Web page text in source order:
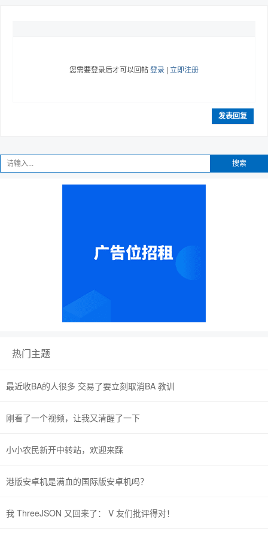
您需要登录后才可以回帖登录 | 立即注册
发表回复
搜索
热门主题
最近收BA的人很多 交易了要立刻取消BA 教训
刚看了一个视频，让我又清醒了一下
小小农民新开中转站，欢迎来踩
港版安卓机是满血的国际版安卓机吗？
我 ThreeJSON 又回来了： V 友们批评得对！